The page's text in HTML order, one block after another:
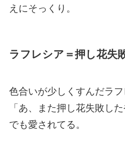
えにそっくり。
ラフレシア＝押し花失
色合いが少しくすんだラフ
「あ、また押し花失敗し
でも愛されてる。